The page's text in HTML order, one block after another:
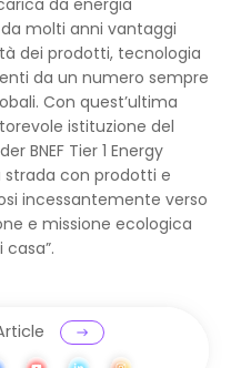
da molti anni vantaggi
dei prodotti, tecnologia
da un numero sempre
Con quest’ultima
istituzione del
BNEF Tier 1 Energy
strada con prodotti e
incessantemente verso
e missione ecologica